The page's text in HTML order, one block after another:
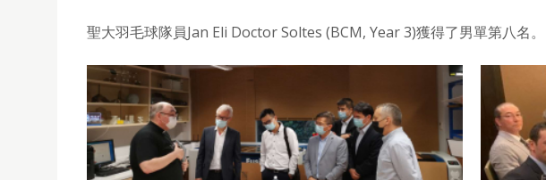
聖大羽毛球隊員Jan Eli Doctor Soltes (BCM, Year 3)獲得了男單第八名。